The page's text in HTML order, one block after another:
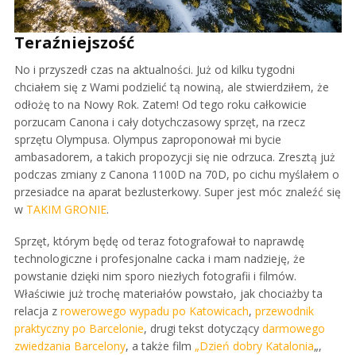
Teraźniejszość
No i przyszedł czas na aktualności. Już od kilku tygodni
chciałem się z Wami podzielić tą nowiną, ale stwierdziłem, że
odłożę to na Nowy Rok. Zatem! Od tego roku całkowicie
porzucam Canona i cały dotychczasowy sprzęt, na rzecz
sprzętu Olympusa. Olympus zaproponował mi bycie
ambasadorem, a takich propozycji się nie odrzuca. Zresztą już
podczas zmiany z Canona 1100D na 70D, po cichu myślałem o
przesiadce na aparat bezlusterkowy. Super jest móc znaleźć się
w TAKIM GRONIE.
Sprzęt, którym będę od teraz fotografował to naprawdę
technologiczne i profesjonalne cacka i mam nadzieję, że
powstanie dzięki nim sporo niezłych fotografii i filmów.
Właściwie już trochę materiałów powstało, jak chociażby ta
relacja z rowerowego wypadu po Katowicach, przewodnik
praktyczny po Barcelonie, drugi tekst dotyczący darmowego
zwiedzania Barcelony, a także film „Dzień dobry Katalonia„,